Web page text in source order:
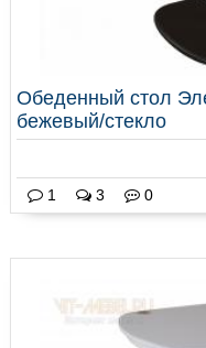
Обеденный стол
бежевый/стекло
1 3 0